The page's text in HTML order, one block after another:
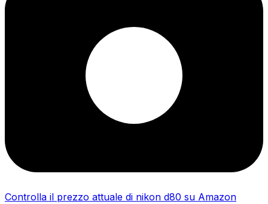
Controlla il prezzo attuale di nikon d80 su Amazon